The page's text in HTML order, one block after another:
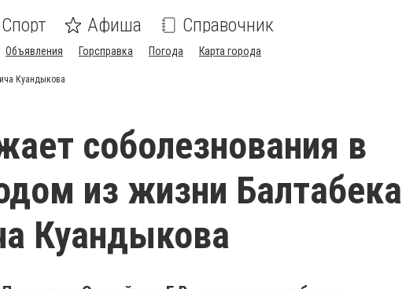
Спорт Афиша Справочник
Объявления Горсправка Погода Карта города
Куандыкова
соболезнования в
из жизни Балтабека
Куандыкова